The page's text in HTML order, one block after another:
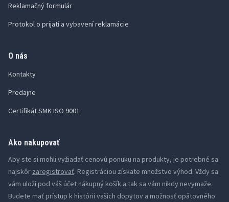
Reklamačný formulár
Protokol o prijatí a vybavení reklamácie
O nás
Kontakty
Predajne
Certifikát SMK ISO 9001
Ako nakupovať
Aby ste si mohli vyžiadať cenovú ponuku na produkty, je potrebné sa
najskôr zaregistrovať. Registráciou získate množstvo výhod. Vždy sa
vám uloží pod váš účet nákupný košík a tak sa vám nikdy nevymaže.
Budete mať prístup k histórii vašich dopytov a možnosť opätovného